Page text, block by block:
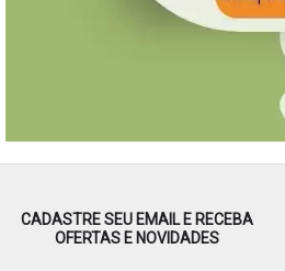
CADASTRE SEU EMAIL E RECEBA
OFERTAS E NOVIDADES